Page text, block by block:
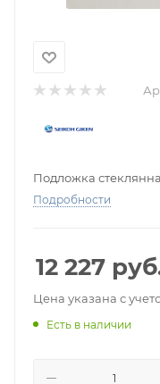
Подложка
Подробности
12 227
Цена указана с
Есть в наличии